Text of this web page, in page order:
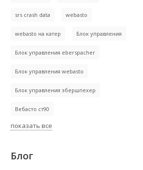
srs crash data webasto
webasto на катер Блок управления
Блок управления eberspacher
Блок управления webasto
Блок управления эбершпехер
Вебасто ст90
показать все
Блог